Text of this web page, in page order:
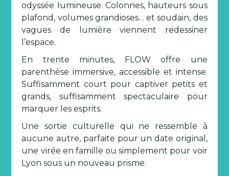
odyssée lumineuse. Colonnes, hauteurs sous
plafond, volumes grandioses… et soudain, des
vagues de lumière viennent redessiner
l’espace.
En trente minutes, FLOW offre une
parenthèse immersive, accessible et intense.
Suffisamment court pour captiver petits et
grands, suffisamment spectaculaire pour
marquer les esprits.
Une sortie culturelle qui ne ressemble à
aucune autre, parfaite pour un date original,
une virée en famille ou simplement pour voir
Lyon sous un nouveau prisme.